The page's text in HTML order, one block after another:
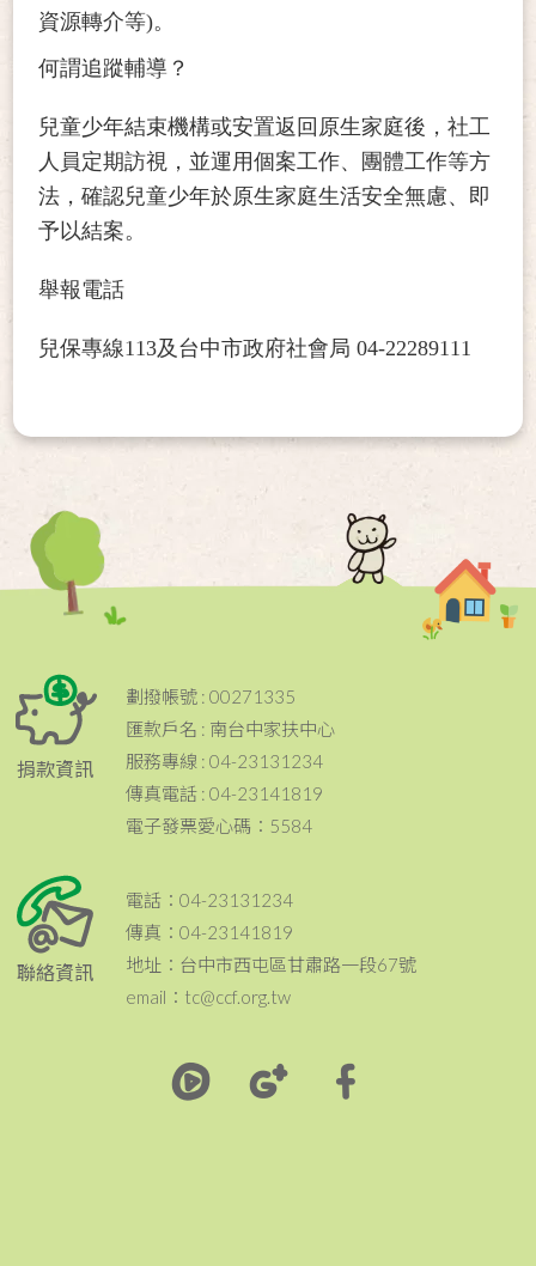
資源轉介等)。
何謂追蹤輔導？
兒童少年結束機構或安置返回原生家庭後，社工
人員定期訪視，並運用個案工作、團體工作等方
法，確認兒童少年於原生家庭生活安全無慮、即
予以結案。
舉報電話
兒保專線113及台中市政府社會局 04-22289111
捐款資訊
劃撥帳號 : 00271335
匯款戶名 : 南台中家扶中心
服務專線 : 04-23131234
傳真電話 : 04-23141819
電子發票愛心碼：5584
聯絡資訊
電話：04-23131234
傳真：04-23141819
地址：台中市西屯區甘肅路一段67號
email：tc@ccf.org.tw